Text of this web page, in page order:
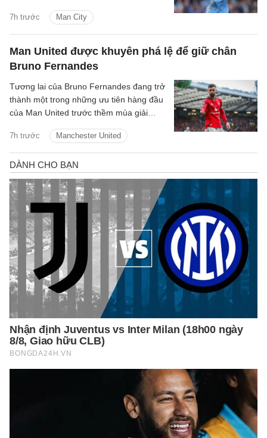
7h trước Man City
Man United được khuyên phá lệ để giữ chân
Bruno Fernandes
7h trước Manchester United
Tương lai của Bruno Fernandes đang trở
thành một trong những ưu tiên hàng đầu
của Man United trước thềm mùa giải